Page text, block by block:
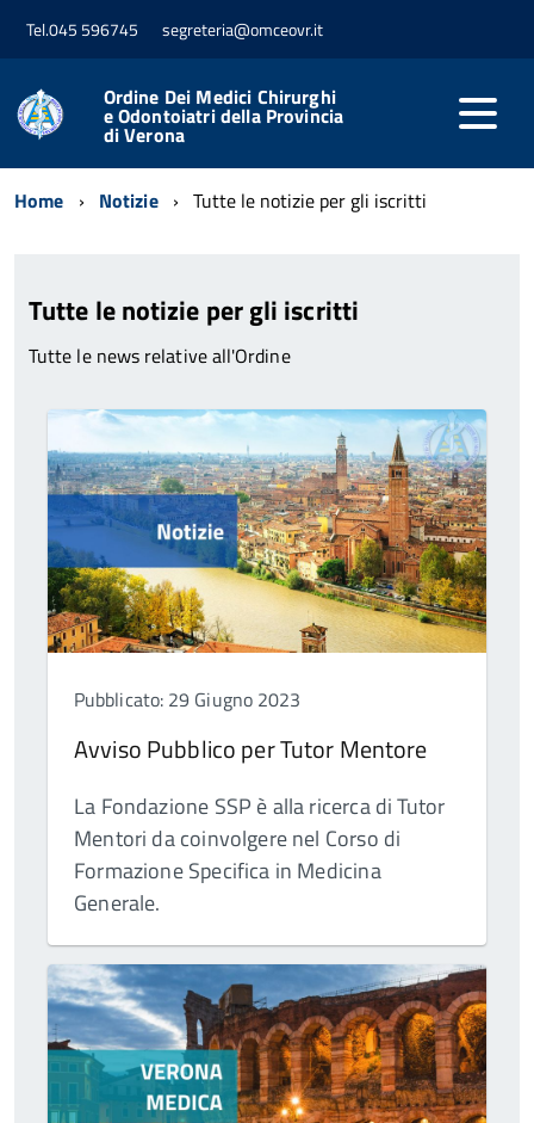
Tel.045 596745 segreteria@omceovr.it
Ordine Dei Medici Chirurghi
e Odontoiatri della Provincia
di Verona
Home Notizie Tutte le notizie per gli iscritti
Tutte le notizie per gli iscritti
Tutte le news relative all'Ordine
Pubblicato: 29 Giugno 2023
Avviso Pubblico per Tutor Mentore
La Fondazione SSP è alla ricerca di Tutor
Mentori da coinvolgere nel Corso di
Formazione Specifica in Medicina
Generale.